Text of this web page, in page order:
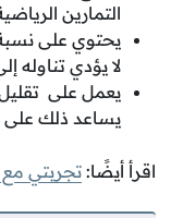
التمارين
يحتوي على نسبة
لا يؤدي تناوله
يعمل على
يساعد ذلك على
اقرأ أيضًا: تجربتي